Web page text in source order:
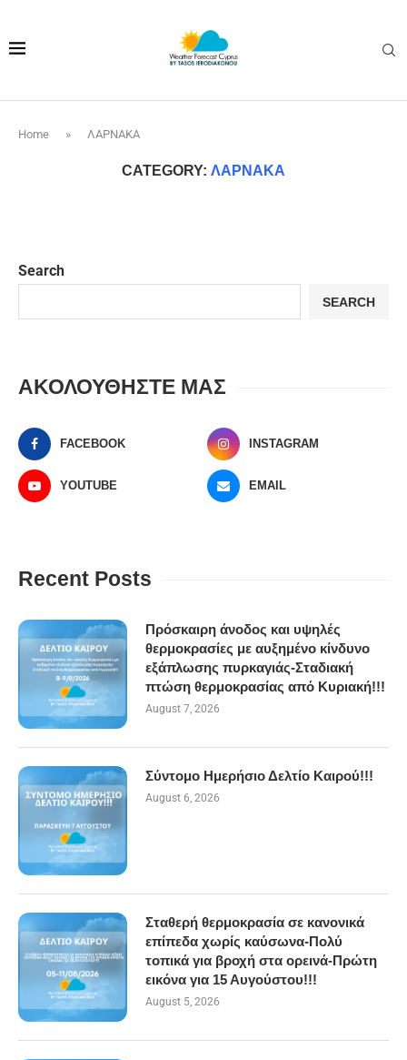
Home » ΛΑΡΝΑΚΑ
CATEGORY: ΛΑΡΝΑΚΑ
Search
SEARCH
ΑΚΟΛΟΥΘΗΣΤΕ ΜΑΣ
FACEBOOK INSTAGRAM
YOUTUBE EMAIL
Recent Posts
Πρόσκαιρη άνοδος και υψηλές
θερμοκρασίες με αυξημένο κίνδυνο
εξάπλωσης πυρκαγιάς-Σταδιακή
πτώση θερμοκρασίας από Κυριακή!!!
August 7, 2026
Σύντομο Ημερήσιο Δελτίο Καιρού!!!
August 6, 2026
Σταθερή θερμοκρασία σε κανονικά
επίπεδα χωρίς καύσωνα-Πολύ
τοπικά για βροχή στα ορεινά-Πρώτη
εικόνα για 15 Αυγούστου!!!
August 5, 2026